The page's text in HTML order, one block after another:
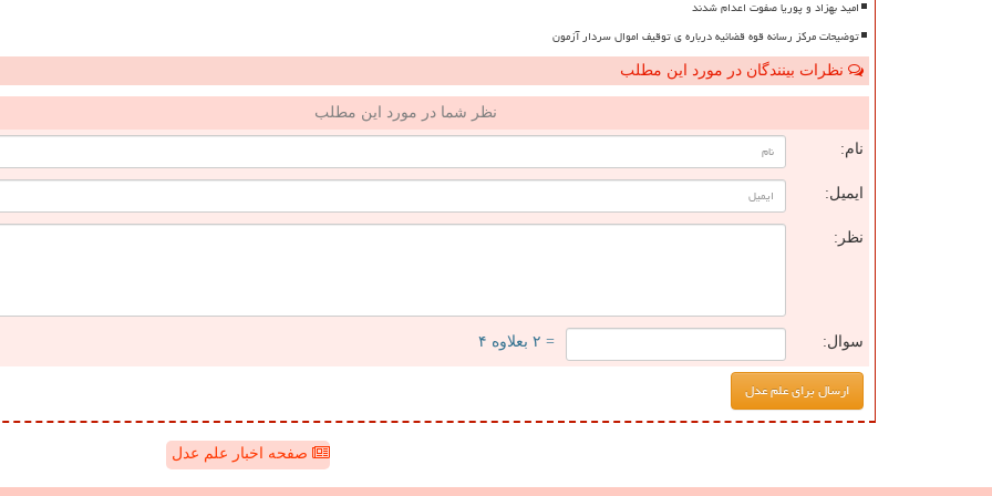
امید بهزاد و پوریا صفوت اعدام شدند
توضیحات مرکز رسانه قوه قضائیه درباره ی توقیف اموال سردار آزمون
نظرات بینندگان در مورد این مطلب
نظر شما در مورد این مطلب
نام:
ایمیل:
نظر:
سوال: = ۲ بعلاوه ۴
صفحه اخبار علم عدل